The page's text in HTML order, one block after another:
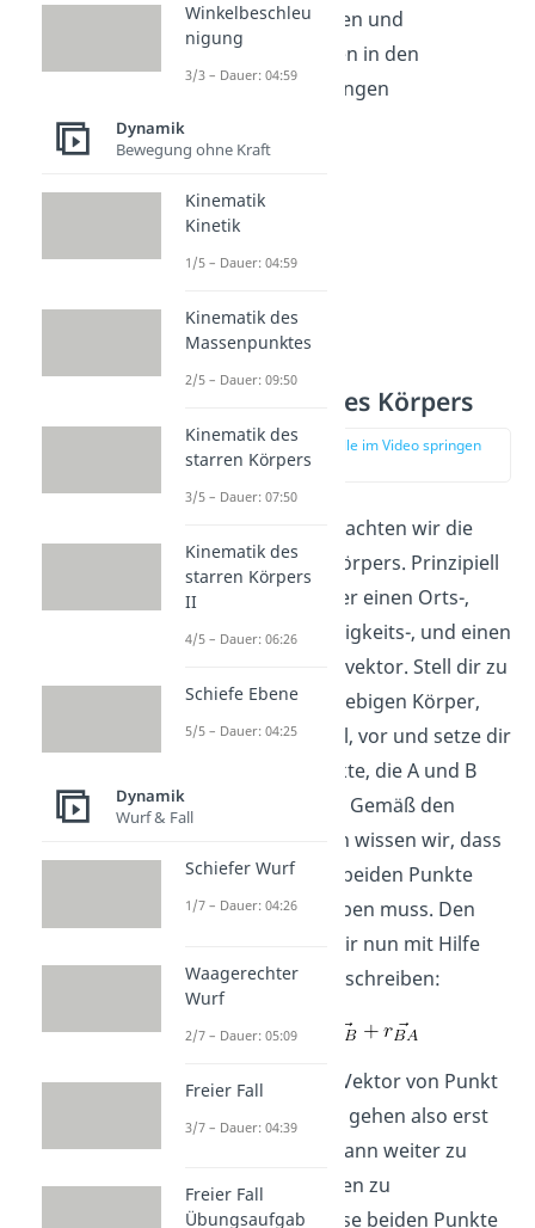
Geschwindigkeiten und
Beschleunigungen in den
jeweiligen Richtungen
Bewegung des Körpers
zur Stelle im Video springen
(01:41)
Als nächstes betrachten wir die
Bewegung des Körpers. Prinzipiell
gibt es hier wieder einen Orts-,
einen Geschwindigkeits-, und einen
Beschleunigungsvektor. Stell dir zu
Beginn einen beliebigen Körper,
z.B. eine Kartoffel, vor und setze dir
darauf zwei Punkte, die A und B
genannt werden. Gemäß den
Voraussetzungen wissen wir, dass
der Abstand der beiden Punkte
immer gleichbleiben muss. Den
Punkt A wollen wir nun mit Hilfe
des Punktes B beschreiben:
Hier ist r b a der Vektor von Punkt
B zu Punkt A. Wir gehen also erst
zu Punkt B und dann weiter zu
Punkt A, um diesen zu
beschreiben. Diese beiden Punkte
Winkelbeschleu
nigung
3/3 – Dauer: 04:59
Dynamik
Bewegung ohne Kraft
Kinematik
Kinetik
1/5 – Dauer: 04:59
Kinematik des
Massenpunktes
2/5 – Dauer: 09:50
Kinematik des
starren Körpers
3/5 – Dauer: 07:50
Kinematik des
starren Körpers
II
4/5 – Dauer: 06:26
Schiefe Ebene
5/5 – Dauer: 04:25
Dynamik
Wurf & Fall
Schiefer Wurf
1/7 – Dauer: 04:26
Waagerechter
Wurf
2/7 – Dauer: 05:09
Freier Fall
3/7 – Dauer: 04:39
Freier Fall
Übungsaufgab